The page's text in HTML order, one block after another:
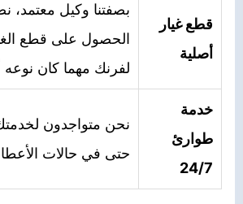
قطع غيار
أصلية
بصفتنا وكيل معتمد،
الحصول على قطع
لفرنك مهما كان نوعه
خدمة
طوارئ
24/7
نحن متواجدون
حتى في حالات